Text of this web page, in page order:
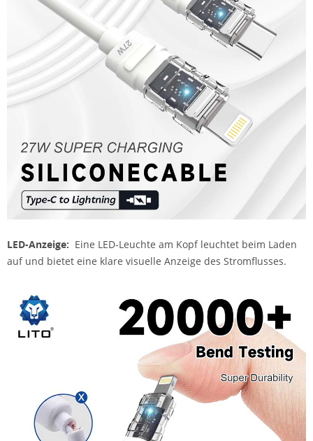
LED-Anzeige: Eine LED-Leuchte am Kopf leuchtet beim Laden
auf und bietet eine klare visuelle Anzeige des Stromflusses.